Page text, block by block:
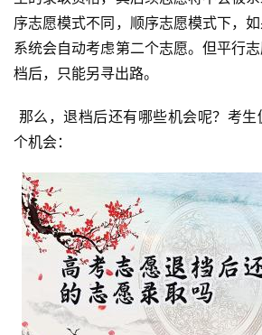
序志愿模式不同，顺序志愿模式下，如
系统会自动考虑第二个志愿。但平行
档后，只能另寻出路。
个机会：